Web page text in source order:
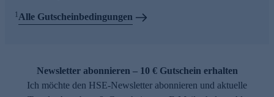
1Alle Gutscheinbedingungen
Newsletter abonnieren – 10 € Gutschein erhalten
Ich möchte den HSE-Newsletter abonnieren und aktuelle